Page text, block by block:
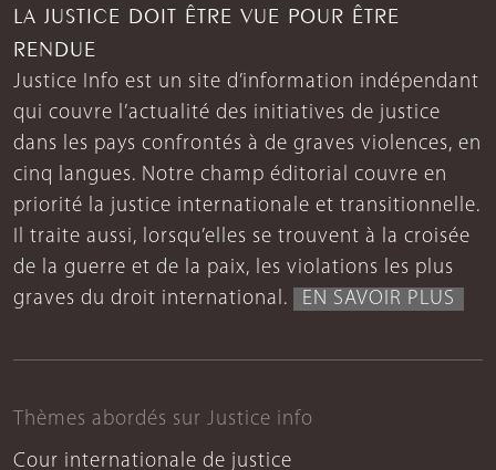
LA JUSTICE DOIT ÊTRE VUE POUR ÊTRE
RENDUE
Justice Info est un site d’information indépendant
qui couvre l’actualité des initiatives de justice
dans les pays confrontés à de graves violences, en
cinq langues. Notre champ éditorial couvre en
priorité la justice internationale et transitionnelle.
Il traite aussi, lorsqu’elles se trouvent à la croisée
de la guerre et de la paix, les violations les plus
graves du droit international.
EN SAVOIR PLUS
Thèmes abordés sur Justice info
Cour internationale de justice